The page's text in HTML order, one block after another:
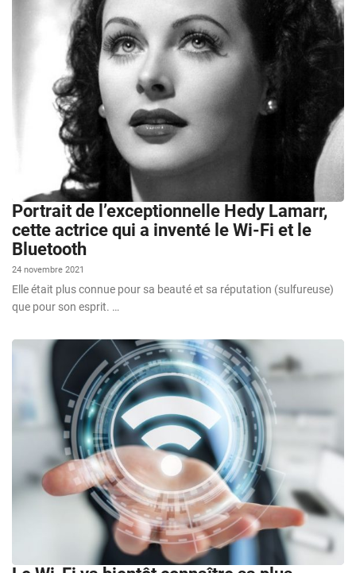
Portrait de l’exceptionnelle Hedy Lamarr,
cette actrice qui a inventé le Wi-Fi et le
Bluetooth
24 novembre 2021
Elle était plus connue pour sa beauté et sa réputation (sulfureuse)
que pour son esprit. …